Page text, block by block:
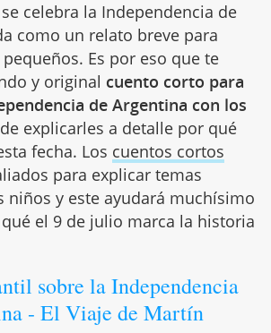
celebra la Independencia de
como un relato breve para
Es por eso que te
y original cuento corto para
de Argentina con los
explicarles a detalle por qué
fecha. Los cuentos cortos
para explicar temas
niños y este ayudará muchísimo
el 9 de julio marca la historia
sobre la Independencia
- El Viaje de Martín